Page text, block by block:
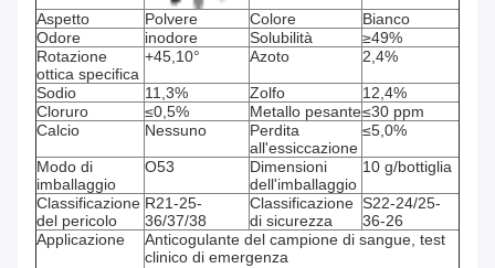
Aspetto
Polvere Colore
Bianco
Odore
inodore Solubilità
≥49%
Rotazione
ottica specifica
+45,10° Azoto 2,4%
Sodio 11,3% Zolfo
12,4%
Cloruro
≤0,5% Metallo pesante≤30 ppm
Calcio
Nessuno
Perdita
all'essiccazione
≤5,0%
Modo di
imballaggio
O53
Dimensioni
dell'imballaggio
10 g/bottiglia
Classificazione
del pericolo
R21-25-
36/37/38
Classificazione
di sicurezza
S22-24/25-
36-26
Applicazione
Anticogulante del campione di sangue, test
clinico di emergenza